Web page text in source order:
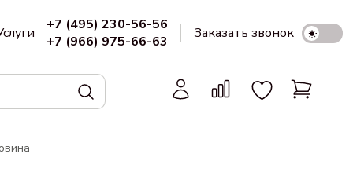
+7 (495) 230-56-56
+7 (966) 975-66-63
Заказать звонок